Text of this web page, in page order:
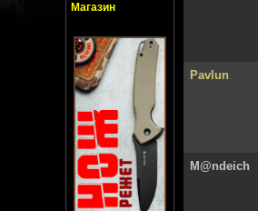
Магазин
Pavlun
M@ndeich